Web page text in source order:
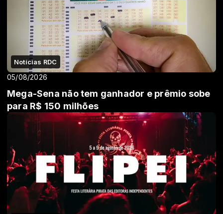
Notícias RDC
05/08/2026
Mega-Sena não tem ganhador e prêmio sobe
para R$ 150 milhões